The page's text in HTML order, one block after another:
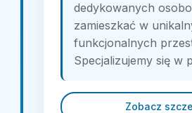
dedykowanych
zamieszkać w
funkcjonalnych
Specjalizujemy się w
Zobacz